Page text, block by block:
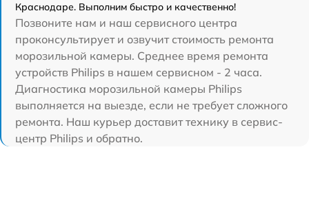
Краснодаре. Выполним быстро и качественно!
Позвоните нам и наш сервисного центра
проконсультирует и озвучит стоимость ремонта
морозильной камеры. Среднее время ремонта
устройств Philips в нашем сервисном - 2 часа.
Диагностика морозильной камеры Philips
выполняется на выезде, если не требует сложного
ремонта. Наш курьер доставит технику в сервис-
центр Philips и обратно.